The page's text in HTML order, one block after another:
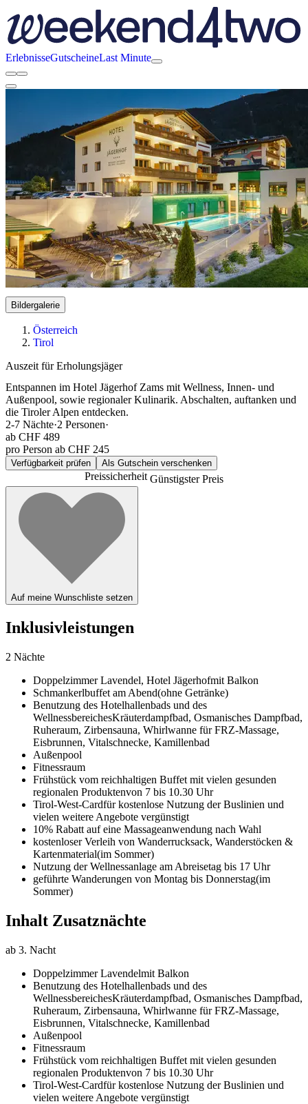
ErlebnisseGutscheineLast Minute
Bildergalerie
Österreich
Tirol
Auszeit für Erholungsjäger
Entspannen im Hotel Jägerhof Zams mit Wellness, Innen- und
Außenpool, sowie regionaler Kulinarik. Abschalten, auftanken und
die Tiroler Alpen entdecken.
2-7 Nächte·2 Personen·
ab CHF 489
pro Person ab CHF 245
Verfügbarkeit prüfen Als Gutschein verschenken
PreissicherheitGünstigster Preis
Auf meine Wunschliste setzen
Inklusivleistungen
2 Nächte
Doppelzimmer Lavendel, Hotel Jägerhofmit Balkon
Schmankerlbuffet am Abend(ohne Getränke)
Benutzung des Hotelhallenbads und des
WellnessbereichesKräuterdampfbad, Osmanisches Dampfbad,
Ruheraum, Zirbensauna, Whirlwanne für FRZ-Massage,
Eisbrunnen, Vitalschnecke, Kamillenbad
Außenpool
Fitnessraum
Frühstück vom reichhaltigen Buffet mit vielen gesunden
regionalen Produktenvon 7 bis 10.30 Uhr
Tirol-West-Cardfür kostenlose Nutzung der Buslinien und
vielen weitere Angebote vergünstigt
10% Rabatt auf eine Massageanwendung nach Wahl
kostenloser Verleih von Wanderrucksack, Wanderstöcken &
Kartenmaterial(im Sommer)
Nutzung der Wellnessanlage am Abreisetag bis 17 Uhr
geführte Wanderungen von Montag bis Donnerstag(im
Sommer)
Inhalt Zusatznächte
ab 3. Nacht
Doppelzimmer Lavendelmit Balkon
Benutzung des Hotelhallenbads und des
WellnessbereichesKräuterdampfbad, Osmanisches Dampfbad,
Ruheraum, Zirbensauna, Whirlwanne für FRZ-Massage,
Eisbrunnen, Vitalschnecke, Kamillenbad
Außenpool
Fitnessraum
Frühstück vom reichhaltigen Buffet mit vielen gesunden
regionalen Produktenvon 7 bis 10.30 Uhr
Tirol-West-Cardfür kostenlose Nutzung der Buslinien und
vielen weitere Angebote vergünstigt